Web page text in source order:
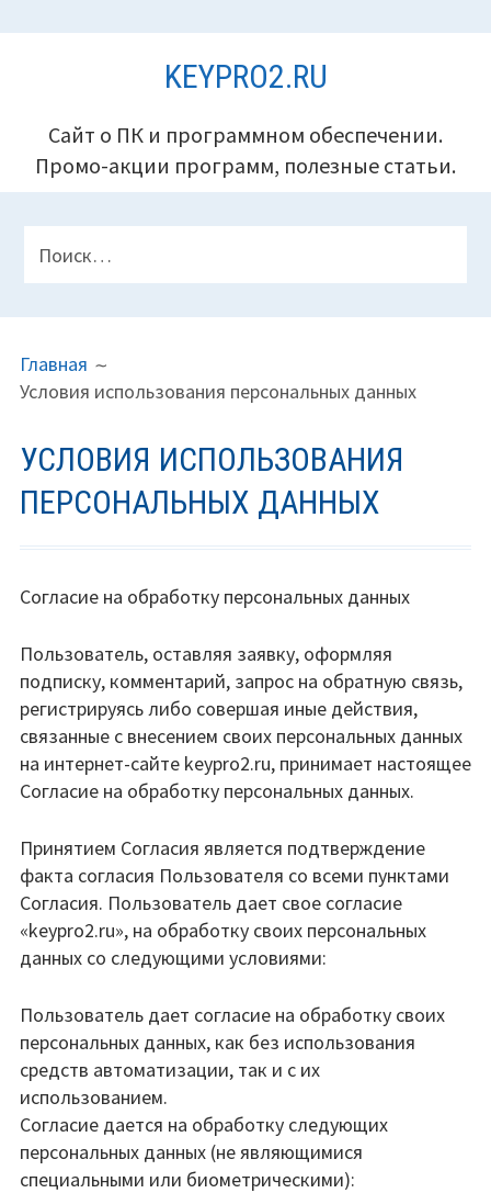
KEYPRO2.RU
Сайт о ПК и программном обеспечении.
Промо-акции программ, полезные статьи.
ВЕРХНЕГО
КОЛОНТИТУЛА
Найти:
НА
САЙТЕ
(ХЛЕБНЫЕ
КРОШКИ)
Главная
Условия использования персональных данных
УСЛОВИЯ ИСПОЛЬЗОВАНИЯ
ПЕРСОНАЛЬНЫХ ДАННЫХ
Согласие на обработку персональных данных
Пользователь, оставляя заявку, оформляя
подписку, комментарий, запрос на обратную связь,
регистрируясь либо совершая иные действия,
связанные с внесением своих персональных данных
на интернет-сайте keypro2.ru, принимает настоящее
Согласие на обработку персональных данных.
Принятием Согласия является подтверждение
факта согласия Пользователя со всеми пунктами
Согласия. Пользователь дает свое согласие
«keypro2.ru», на обработку своих персональных
данных со следующими условиями:
Пользователь дает согласие на обработку своих
персональных данных, как без использования
средств автоматизации, так и с их
использованием.
Согласие дается на обработку следующих
персональных данных (не являющимися
специальными или биометрическими):